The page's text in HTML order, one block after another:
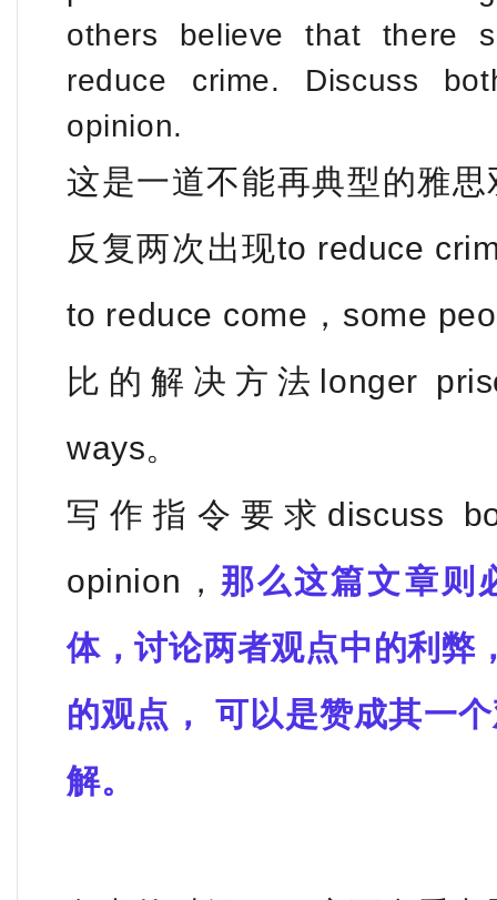
others believe that there
reduce crime. Discuss
opinion.
这是一道不能再典型的雅
反复两次出现to reduce
to reduce come ，some
比的解决方法longer
ways。
写作指令要求discuss
opinion， 那么这篇文章则
体，讨论两者观点中的利弊
的观点， 可以是赞成其一
解。